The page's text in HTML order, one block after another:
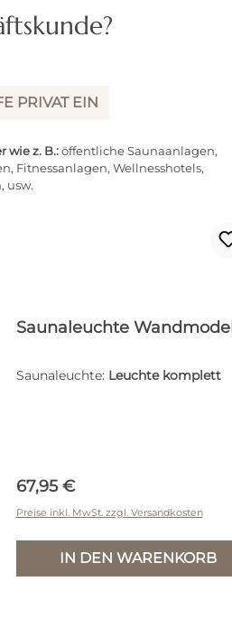
PRIVAT EIN
wie z. B.:öffentliche Saunaanlagen,
Fitnessanlagen, Wellnesshotels,
usw.
Saunaleuchte Wandmodell
Saunaleuchte: Leuchte komplett
Regulärer Preis:
67,95 €
Preise inkl. MwSt. zzgl. Versandkosten
IN DEN WARENKORB